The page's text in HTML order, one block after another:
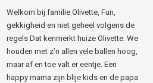
Welkom bij familie Olivette, Fun,
gekkigheid en niet geheel volgens de
regels Dat kenmerkt huize Olivette. We
houden met z’n allen vele ballen hoog,
maar af en toe valt er eentje. Een
happy mama zijn blije kids en de papa